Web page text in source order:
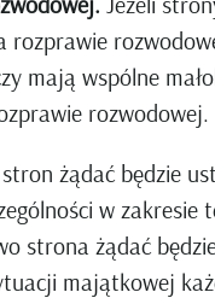
mają wspólne
rozwodowej.
żądać będzie
w
strona żądać
majątkowej